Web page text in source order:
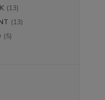
(13)
(13)
(5)